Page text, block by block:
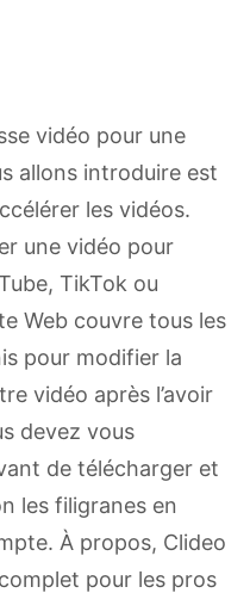
vidéo pour une
allons introduire est
les vidéos.
une vidéo pour
TikTok ou
Web couvre tous les
pour modifier la
vidéo après l’avoir
devez vous
de télécharger et
les filigranes en
À propos, Clideo
pour les pros